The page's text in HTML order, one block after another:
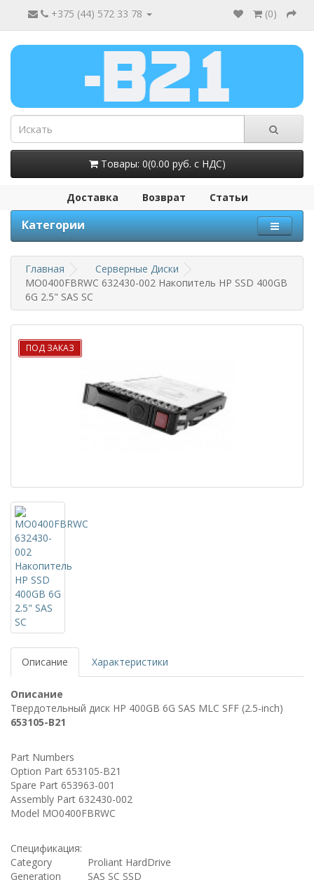
+375 (44) 572 33 78 (0)
Товары: 0(0.00 руб. с НДС)
Доставка Возврат Статьи
Категории
Главная
Серверные Диски
MO0400FBRWC 632430-002 Накопитель HP SSD 400GB
6G 2.5" SAS SC
ПОД ЗАКАЗ
Описание Характеристики
Описание
Твердотельный диск HP 400GB 6G SAS MLC SFF (2.5-inch)
653105-B21
Part Numbers
Option Part 653105-B21
Spare Part 653963-001
Assembly Part 632430-002
Model MO0400FBRWC
Спецификация:
Category
Proliant HardDrive
Generation
SAS SC SSD